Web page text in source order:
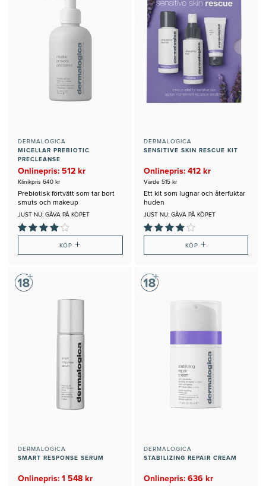
DERMALOGICA
MICELLAR PREBIOTIC
PRECLEANSE
Onlinepris: 512 kr
Klinikpris 640 kr
Prebiotisk förtvätt som tar bort
smuts och makeup
JUST NU: GÅVA PÅ KÖPET
KÖP+
DERMALOGICA
SENSITIVE SKIN RESCUE KIT
Onlinepris: 412 kr
Värde 515 kr
Ett kit som lugnar och återfuktar
huden
JUST NU: GÅVA PÅ KÖPET
KÖP +
DERMALOGICA
SMART RESPONSE SERUM
Onlinepris: 1 548 kr
DERMALOGICA
STABILIZING REPAIR CREAM
Onlinepris: 636 kr